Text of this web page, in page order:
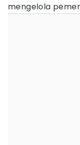
mengelola